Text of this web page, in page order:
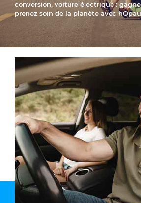
conversion, voiture électrique :
prenez soin de la planète avec